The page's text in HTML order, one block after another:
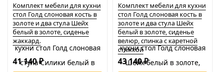
Комплект мебели для кухни
стол Голд слоновая кость в
золоте и два стула Шейх
белый в золоте, сиденье
жаккард.
41 140₽
Комплект мебели для кухни
стол Голд слоновая кость в
золоте и два стула Шейх
белый в золоте, сиденье
велюр, спинка с каретной
стяжкой
43 140₽